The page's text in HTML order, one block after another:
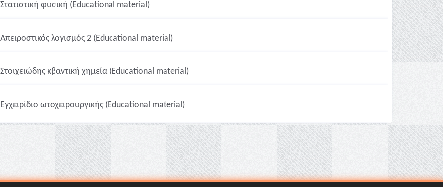
Στατιστική φυσική (Educational material)
Απειροστικός λογισμός 2 (Educational material)
Στοιχειώδης κβαντική χημεία (Educational material)
Εγχειρίδιο ωτοχειρουργικής (Educational material)